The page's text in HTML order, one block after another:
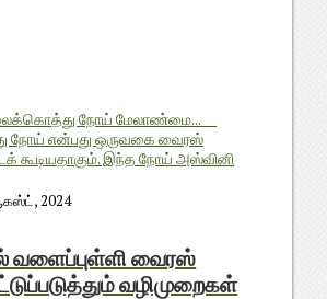
நோய் மேலாண்மை...
நோய் என்பது ஒருவகை வைரஸ்
கூடியதாகும். இந்த நோய் அஸ்வினி
2024
வளைப்புள்ளி வைரஸ்
வழிமுறைகள்